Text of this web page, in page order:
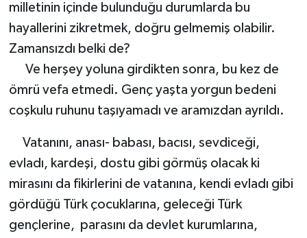
milletinin içinde bulunduğu durumlarda bu
hayallerini zikretmek, doğru gelmemiş olabilir.
Zamansızdı belki de?
Ve herşey yoluna girdikten sonra, bu kez de
ömrü vefa etmedi. Genç yaşta yorgun bedeni
coşkulu ruhunu taşıyamadı ve aramızdan ayrıldı.
Vatanını, anası- babası, bacısı, sevdiceği,
evladı, kardeşi, dostu gibi görmüş olacak ki
mirasını da fikirlerini de vatanına, kendi evladı gibi
gördüğü Türk çocuklarına, geleceği Türk
gençlerine, parasını da devlet kurumlarına,